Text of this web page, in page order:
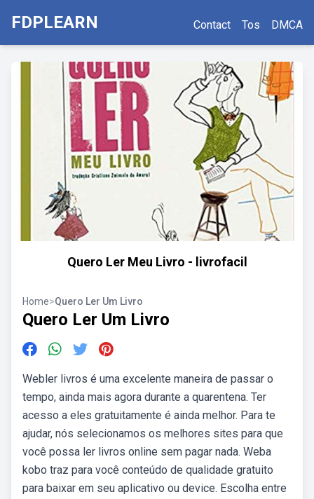
FDPLEARN Contact Tos DMCA
Quero Ler Meu Livro - livrofacil
Home>Quero Ler Um Livro
Quero Ler Um Livro
Webler livros é uma excelente maneira de passar o
tempo, ainda mais agora durante a quarentena. Ter
acesso a eles gratuitamente é ainda melhor. Para te
ajudar, nós selecionamos os melhores sites para que
você possa ler livros online sem pagar nada. Weba
kobo traz para você conteúdo de qualidade gratuito
para baixar em seu aplicativo ou device. Escolha entre